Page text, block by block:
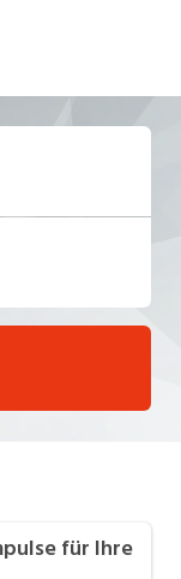
für Ihre